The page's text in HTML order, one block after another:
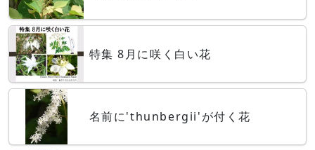
特集 8月に咲く白い花
名前に'thunbergii'が付く花